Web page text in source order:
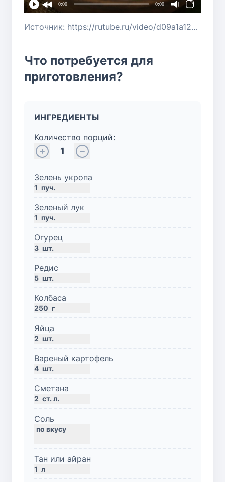
0:00 0:00
Источник: https://rutube.ru/video/d09a1a12688f98ed4a609a0d2bffc4b3/?r=wd
Что потребуется для
приготовления?
ИНГРЕДИЕНТЫ
Количество порций:
1
Зелень укропа
1 пуч.
Зеленый лук
1 пуч.
Огурец
3 шт.
Редис
5 шт.
Колбаса
250 г
Яйца
2 шт.
Вареный картофель
4 шт.
Сметана
2 ст. л.
Соль
Тан или айран
1 л